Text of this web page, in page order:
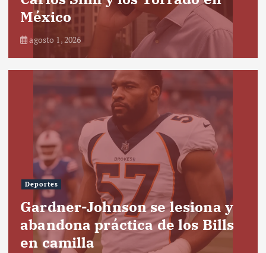
México
agosto 1, 2026
Deportes
Gardner-Johnson se lesiona y
abandona práctica de los Bills
en camilla